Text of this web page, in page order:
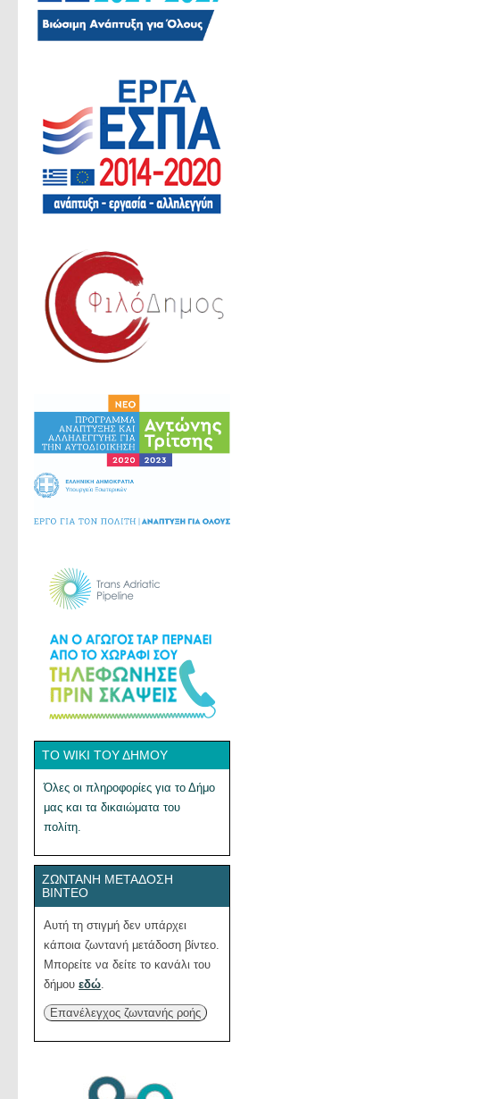
ΤΟ WIKI ΤΟΥ ΔΉΜΟΥ
Όλες οι πληροφορίες για το Δήμο
μας και τα δικαιώματα του
πολίτη.
ΖΩΝΤΑΝΉ ΜΕΤΆΔΟΣΗ
ΒΊΝΤΕΟ
Αυτή τη στιγμή δεν υπάρχει
κάποια ζωντανή μετάδοση βίντεο.
Μπορείτε να δείτε το κανάλι του
δήμουεδώ
Επανέλεγχος ζωντανής ροής